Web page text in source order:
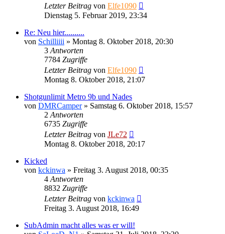
Letzter Beitrag von Elfe1090
Dienstag 5. Februar 2019, 23:34
Re: Neu hier..........
von Schilliiii » Montag 8. Oktober 2018, 20:30
3 Antworten
7784 Zugriffe
Letzter Beitrag von Elfe1090
Montag 8. Oktober 2018, 21:07
Shotgunlimit Metro 9b und Nades
von DMRCamper» Samstag 6. Oktober 2018, 15:57
2 Antworten
6735 Zugriffe
Letzter Beitrag von JLe72
Montag 8. Oktober 2018, 20:17
Kicked
von kckinwa » Freitag 3. August 2018, 00:35
4 Antworten
8832 Zugriffe
Letzter Beitrag von kckinwa
Freitag 3. August 2018, 16:49
SubAdmin macht alles was er will!